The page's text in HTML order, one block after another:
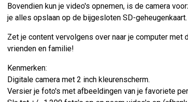
Bovendien kun je video's opnemen, is de camera
je alles opslaan op de bijgesloten SD-geheugenkaart.
Zet je content vervolgens over naar je computer
vrienden en familie!
Kenmerken:
Digitale camera met 2 inch kleurenscherm.
Versier je foto's met afbeeldingen van je favoriete